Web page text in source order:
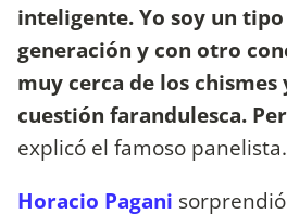
inteligente. Yo soy un
generación y con otro
muy cerca de los chismes
cuestión farandulesca.
explicó el famoso panelista.
Horacio Pagani